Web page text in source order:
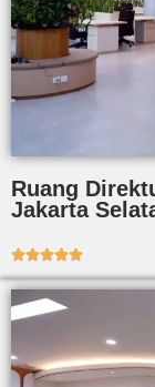
Ruang
Jakarta
